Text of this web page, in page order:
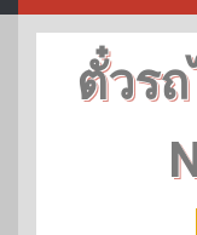
ตั๋วร